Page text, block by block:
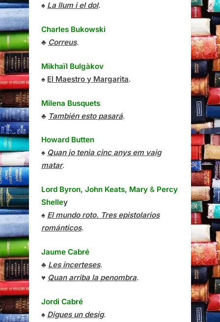
♠ La llum i el dol.
Charles Bukowski
♣ Correus.
Mikhaïl Bulgàkov
♠ El Maestro y Margarita.
Milena Busquets
♣ También esto pasará.
Howard Butten
♠ Quan jo tenia cinc anys em vaig
matar.
Lord Byron, John Keats, Mary & Percy
Shelley
♠ El mundo roto. Tres epistolarios
románticos.
Jaume Cabré
♣ Les incerteses.
♥ Quan arriba la penombra.
Jordi Cabré
♠ Digues un desig.